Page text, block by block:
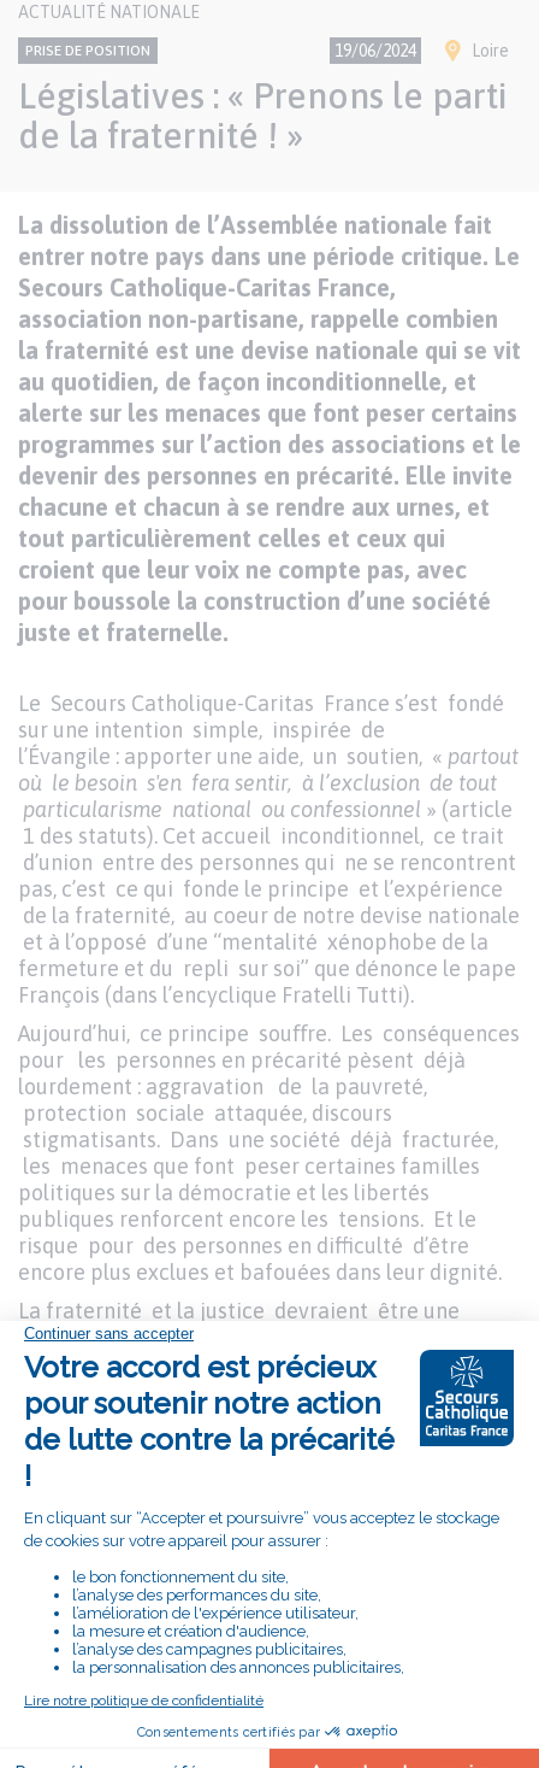
CONTENU
NATIONAL
ACTUALITÉ NATIONALE
Thème
PRISE DE POSITION 19/06/2024 Ville(s)
Loire
Législatives : « Prenons le parti
de la fraternité ! »
Paragraphes
de
contenu
Texte
La dissolution de l’Assemblée nationale fait
entrer notre pays dans une période critique. Le
Secours Catholique-Caritas France,
association non-partisane, rappelle combien
la fraternité est une devise nationale qui se vit
au quotidien, de façon inconditionnelle, et
alerte sur les menaces que font peser certains
programmes sur l’action des associations et le
devenir des personnes en précarité. Elle invite
chacune et chacun à se rendre aux urnes, et
tout particulièrement celles et ceux qui
croient que leur voix ne compte pas, avec
pour boussole la construction d’une société
juste et fraternelle.
Texte
Le Secours Catholique-Caritas France s’est fondé
sur une intention simple, inspirée de
l’Évangile : apporter une aide, un soutien, « partout
où le besoin s'en fera sentir, à l’exclusion de tout
particularisme national ou confessionnel » (article
1 des statuts). Cet accueil inconditionnel, ce trait
d’union entre des personnes qui ne se rencontrent
pas, c’est ce qui fonde le principe et l’expérience
de la fraternité, au coeur de notre devise nationale
et à l’opposé d’une “mentalité xénophobe de la
fermeture et du repli sur soi” que dénonce le pape
François (dans l’encyclique Fratelli Tutti).
Aujourd’hui, ce principe souﬀre. Les conséquences
pour les personnes en précarité pèsent déjà
lourdement : aggravation de la pauvreté,
protection sociale attaquée, discours
stigmatisants. Dans une société déjà fracturée,
les menaces que font peser certaines familles
politiques sur la démocratie et les libertés
publiques renforcent encore les tensions. Et le
risque pour des personnes en difficulté d’être
encore plus exclues et bafouées dans leur dignité.
La fraternité et la justice devraient être une
boussole pour porter des choix politiques forts, qui
unissent la société au lieu de la diviser. La
fraternité, c’est considérer chaque être humain
comme une sœur, un frère en humanité, et non
comme un concurrent ou une menace. La
fraternité, c’est cesser de s’accoutumer à
puisse à la fois contribuer à la société et être
protégé. La fraternité, c’est dialoguer, s’engager,
refuser de baisser les bras et appeler les élus à la
noblesse de leur fonction.
La fraternité, c’est aussi faire entendre sa voix,
et encourager chacune et chacun à l’exprimer, en
particulier celles et ceux qui se sentent laissés-
pour-compte dans notre société, qui souvent